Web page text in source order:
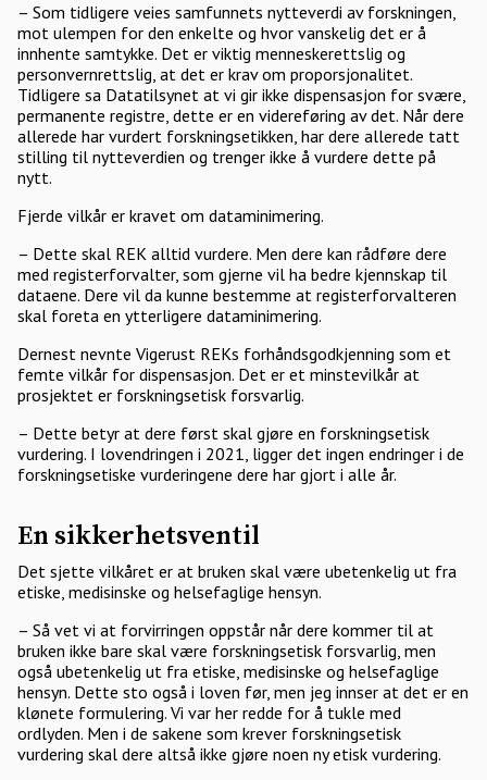
– Som tidligere veies samfunnets nytteverdi av forskningen,
mot ulempen for den enkelte og hvor vanskelig det er å
innhente samtykke. Det er viktig menneskerettslig og
personvernrettslig, at det er krav om proporsjonalitet.
Tidligere sa Datatilsynet at vi gir ikke dispensasjon for svære,
permanente registre, dette er en videreføring av det. Når dere
allerede har vurdert forskningsetikken, har dere allerede tatt
stilling til nytteverdien og trenger ikke å vurdere dette på
nytt.
Fjerde vilkår er kravet om dataminimering.
– Dette skal REK alltid vurdere. Men dere kan rådføre dere
med registerforvalter, som gjerne vil ha bedre kjennskap til
dataene. Dere vil da kunne bestemme at registerforvalteren
skal foreta en ytterligere dataminimering.
Dernest nevnte Vigerust REKs forhåndsgodkjenning som et
femte vilkår for dispensasjon. Det er et minstevilkår at
prosjektet er forskningsetisk forsvarlig.
– Dette betyr at dere først skal gjøre en forskningsetisk
vurdering. I lovendringen i 2021, ligger det ingen endringer i de
forskningsetiske vurderingene dere har gjort i alle år.
En sikkerhetsventil
Det sjette vilkåret er at bruken skal være ubetenkelig ut fra
etiske, medisinske og helsefaglige hensyn.
– Så vet vi at forvirringen oppstår når dere kommer til at
bruken ikke bare skal være forskningsetisk forsvarlig, men
også ubetenkelig ut fra etiske, medisinske og helsefaglige
hensyn. Dette sto også i loven før, men jeg innser at det er en
klønete formulering. Vi var her redde for å tukle med
ordlyden. Men i de sakene som krever forskningsetisk
vurdering skal dere altså ikke gjøre noen ny etisk vurdering.